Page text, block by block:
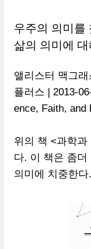
우주의 의미를
삶의 의미에
앨리스터 맥그
플러스 | 2013-
ence, Faith, and
위의 책 <과학과
다. 이 책은 좀더
의미에 치중한다.